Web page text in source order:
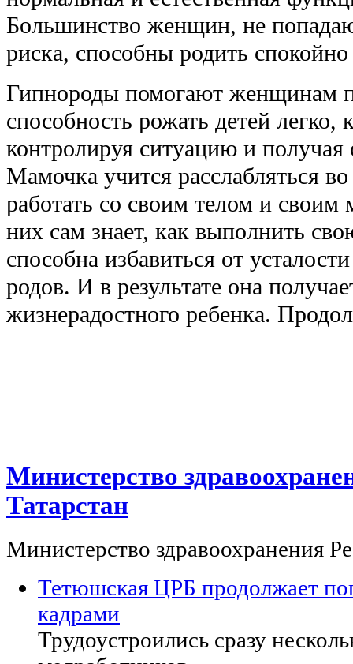
Большинство женщин, не
риска, способны родить
Гипнороды помогают женщинам
способность рожать детей
контролируя ситуацию и получая
Мамочка учится расслабляться
работать со своим телом и
них сам знает, как выполнить
способна избавиться от
родов. И в результате она
жизнерадостного ребенка.
Министерство
Татарстан
Министерство здравоохранения
Тетюшская ЦРБ продолжает
кадрами
Трудоустроились сразу